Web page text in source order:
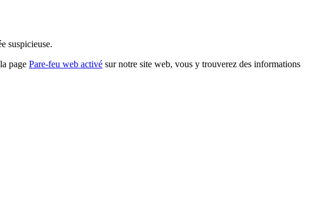
suspicieuse.
page Pare-feu web activé sur notre site web, vous y trouverez des informations